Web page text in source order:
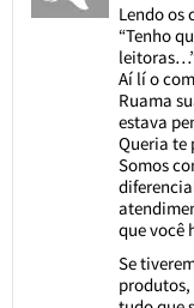
Lendo os
“Tenho
Aí lí o
Ruama
estava
Queria te
Somos
que você
Se